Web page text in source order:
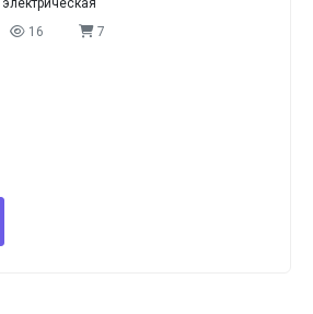
электрическая
16 7